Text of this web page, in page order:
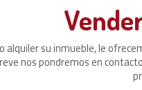
alquiler su inmueble, le
nos pondremos en